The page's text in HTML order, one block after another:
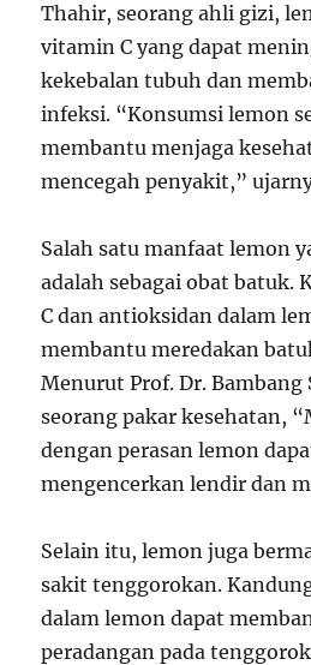
Thahir, seorang ahli gizi,
vitamin C yang dapat
kekebalan tubuh dan
infeksi. “Konsumsi lemon
membantu menjaga
mencegah penyakit,”
Salah satu manfaat lemon
adalah sebagai obat batuk.
C dan antioksidan dalam
membantu meredakan
Menurut Prof. Dr. Bambang
seorang pakar kesehatan,
dengan perasan lemon
mengencerkan lendir dan
Selain itu, lemon juga
sakit tenggorokan.
dalam lemon dapat
peradangan pada